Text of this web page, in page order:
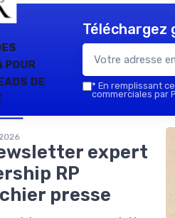
pour
de
* En remplissant
commerciales par
expert
RP
presse